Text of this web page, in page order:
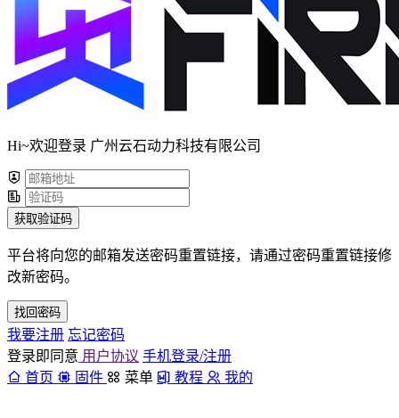
Hi~欢迎登录 广州云石动力科技有限公司
获取验证码
平台将向您的邮箱发送密码重置链接，请通过密码重置链接修
改新密码。
找回密码
我要注册 忘记密码
登录即同意 用户协议 手机登录/注册
首页
固件 菜单 教程 我的